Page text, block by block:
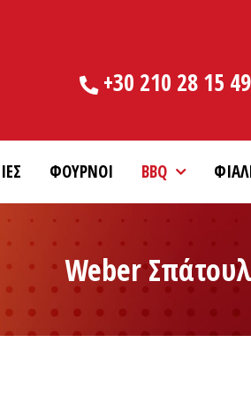
+30 210 28 15
ΦΟΥΡΝΟΙ BBQ
Weber